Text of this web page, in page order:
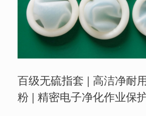
百级无硫指套 | 高洁净耐
粉 | 精密电子净化作业保